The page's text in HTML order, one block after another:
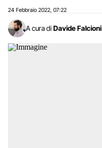
24 Febbraio 2022 07:22
A cura di Davide Falcioni